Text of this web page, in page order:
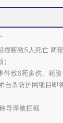
撞断致5人死亡 两部
件致6死多伤、耗资
自杀防护网项目即
导弹被拦截